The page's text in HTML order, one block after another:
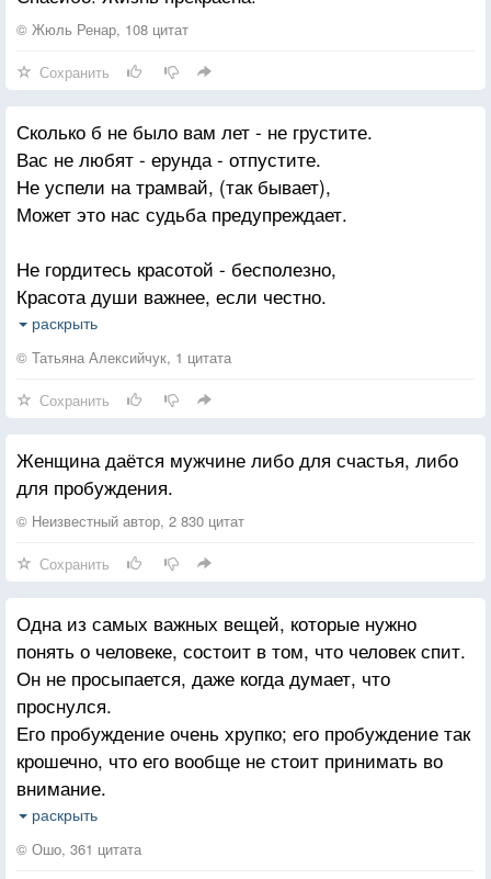
© Жюль Ренар, 108 цитат
Сохранить
Сколько б не было вам лет - не грустите.
Вас не любят - ерунда - отпустите.
Не успели на трамвай, (так бывает),
Может это нас судьба предупреждает.
Не гордитесь красотой - бесполезно,
Красота души важнее, если честно.
Коль не ладятся дела - подождите,
И на красный, никогда, не бегите.
Нужно бедному помочь - не скупитесь.
Если нечего подать - помолитесь.
И чужое никогда не берите,
А душа если болит - промолчите.
Значит много от других ожидали.
Если солнышком побрезгуют тучи -
День от этого светлее и лучше.
За зимой всегда весны пробуждение,
Есть у каждого из нас день рождения.
В каждом взрослом - дитя горько плачет.
Только мудрый от людей счастье прячет.
Коль гореть, так до конца, с новой силой,
И не аисты, а ворон над могилой.
раскрыть
© Татьяна Алексийчук, 1 цитата
Сохранить
Женщина даётся мужчине либо для счастья, либо
для пробуждения.
© Неизвестный автор, 2 830 цитат
Сохранить
Одна из самых важных вещей, которые нужно
понять о человеке, состоит в том, что человек спит.
Он не просыпается, даже когда думает, что
проснулся.
Его пробуждение очень хрупко; его пробуждение так
крошечно, что его вообще не стоит принимать во
внимание.
Его бодрствование — только красивое, но
совершенно пустое название.
раскрыть
© Ошо, 361 цитата